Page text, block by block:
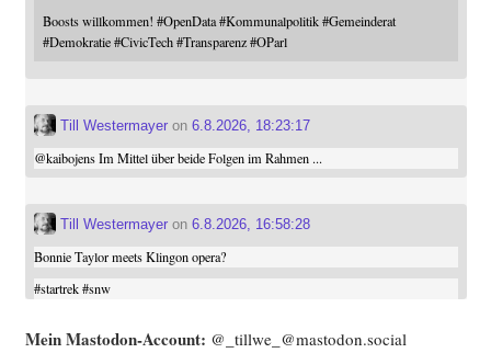
Boosts willkommen! #OpenData #Kommunalpolitik #Gemeinderat
#Demokratie #CivicTech #Transparenz #OParl
Till Westermayeron 6.8.2026, 18:23:17
@kaibojensIm Mittel über beide Folgen im Rahmen ...
Till Westermayeron 6.8.2026, 16:58:28
Bonnie Taylor meets Klingon opera?
#startrek #snw
Mein Mast­o­don-Account: @_tillwe_@mastodon.social